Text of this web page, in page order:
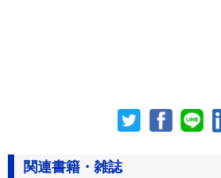
関連書籍・雑誌